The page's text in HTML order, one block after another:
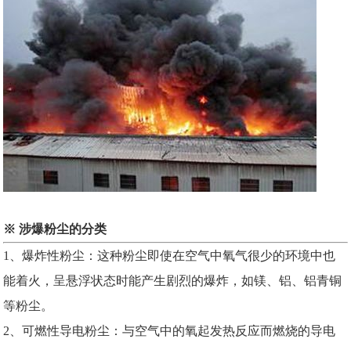
※ 涉爆粉尘的分类
1、爆炸性粉尘：这种粉尘即使在空气中氧气很少的环境中也
能着火，呈悬浮状态时能产生剧烈的爆炸，如镁、铝、铝青铜
等粉尘。
2、可燃性导电粉尘：与空气中的氧起发热反应而燃烧的导电